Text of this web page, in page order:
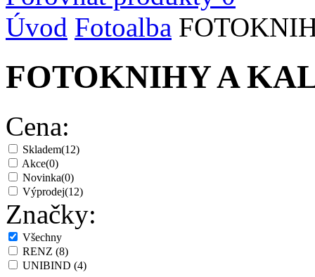
Úvod Fotoalba
FOTOKNIHY A
Cena:
Skladem(12)
Akce(0)
Novinka(0)
Výprodej(12)
Značky:
Všechny
RENZ (8)
UNIBIND (4)